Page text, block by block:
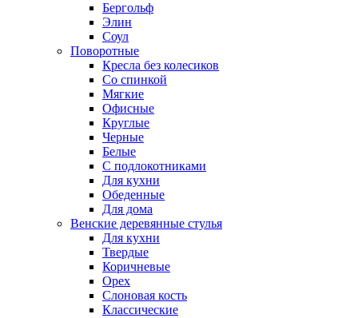
Бергольф
Элин
Соул
Поворотные
Кресла без колесиков
Со спинкой
Мягкие
Офисные
Круглые
Черные
Белые
С подлокотниками
Для кухни
Обеденные
Для дома
Венские деревянные стулья
Для кухни
Твердые
Коричневые
Орех
Слоновая кость
Классические